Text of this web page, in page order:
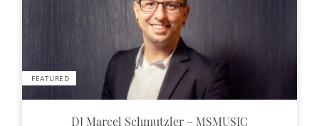
FEATURED
DJ Marcel Schmutzler – MSMUSIC